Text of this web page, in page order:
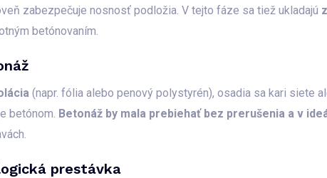
zabezpečuje nosnosť podložia. V tejto fáze sa tiež ukladajú
betónovaním.
(napr. fólia alebo penový polystyrén), osadia sa kari siete
betónom. Betonáž by mala prebiehať bez prerušenia a v
prestávka